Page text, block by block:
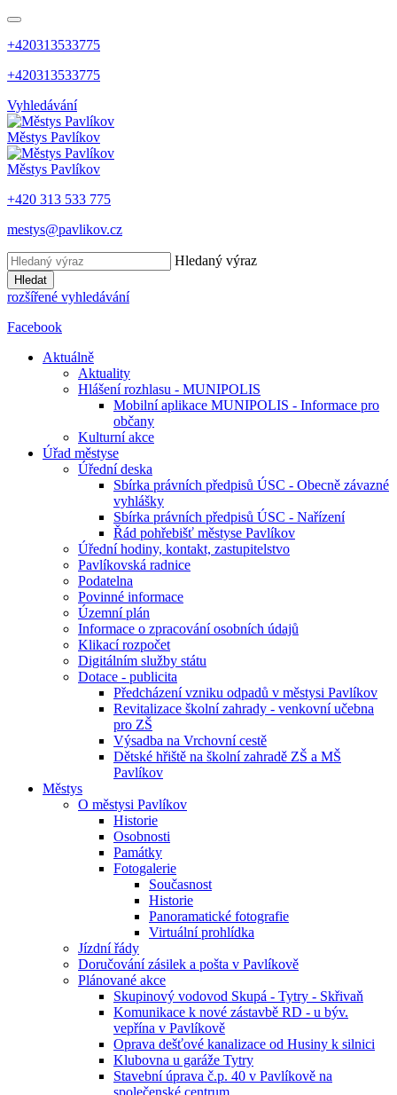
+420313533775
+420313533775
Vyhledávání
Městys Pavlíkov
Městys Pavlíkov
+420 313 533 775
mestys@pavlikov.cz
Hledaný výraz
Hledat
rozšířené vyhledávání
Facebook
Aktuálně
Aktuality
Hlášení rozhlasu - MUNIPOLIS
Mobilní aplikace MUNIPOLIS - Informace pro
občany
Kulturní akce
Úřad městyse
Úřední deska
Sbírka právních předpisů ÚSC - Obecně závazné
vyhlášky
Sbírka právních předpisů ÚSC - Nařízení
Řád pohřebišť městyse Pavlíkov
Úřední hodiny, kontakt, zastupitelstvo
Pavlíkovská radnice
Podatelna
Povinné informace
Územní plán
Informace o zpracování osobních údajů
Klikací rozpočet
Digitálním služby státu
Dotace - publicita
Předcházení vzniku odpadů v městysi Pavlíkov
Revitalizace školní zahrady - venkovní učebna
pro ZŠ
Výsadba na Vrchovní cestě
Dětské hřiště na školní zahradě ZŠ a MŠ
Pavlíkov
Městys
O městysi Pavlíkov
Historie
Osobnosti
Památky
Fotogalerie
Současnost
Historie
Panoramatické fotografie
Virtuální prohlídka
Jízdní řády
Doručování zásilek a pošta v Pavlíkově
Plánované akce
Skupinový vodovod Skupá - Tytry - Skřivaň
Komunikace k nové zástavbě RD - u býv.
vepřína v Pavlíkově
Oprava dešťové kanalizace od Husiny k silnici
Klubovna u garáže Tytry
Stavební úprava č.p. 40 v Pavlíkově na
společenské centrum